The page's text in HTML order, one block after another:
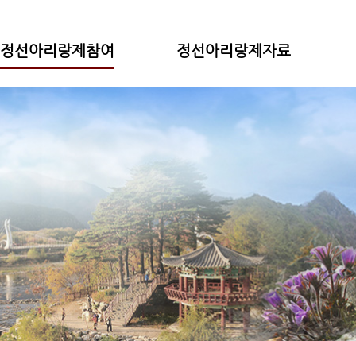
정선아리랑제참여 정선아리랑제자료